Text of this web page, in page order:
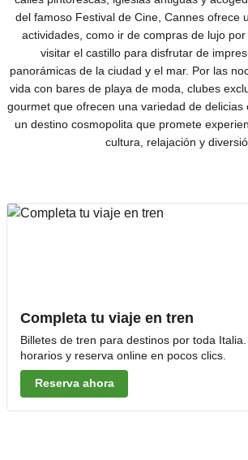
del famoso Festival de Cine, Cannes ofrece
actividades, como ir de compras de lujo
visitar el castillo para disfrutar de
panorámicas de la ciudad y el mar. Por las
vida con bares de playa de moda, clubes
gourmet que ofrecen una variedad de delicias
un destino cosmopolita que promete
cultura, relajación y
Completa tu viaje en tren
Billetes de tren para destinos por toda
horarios y reserva online en pocos clics.
Reserva ahora